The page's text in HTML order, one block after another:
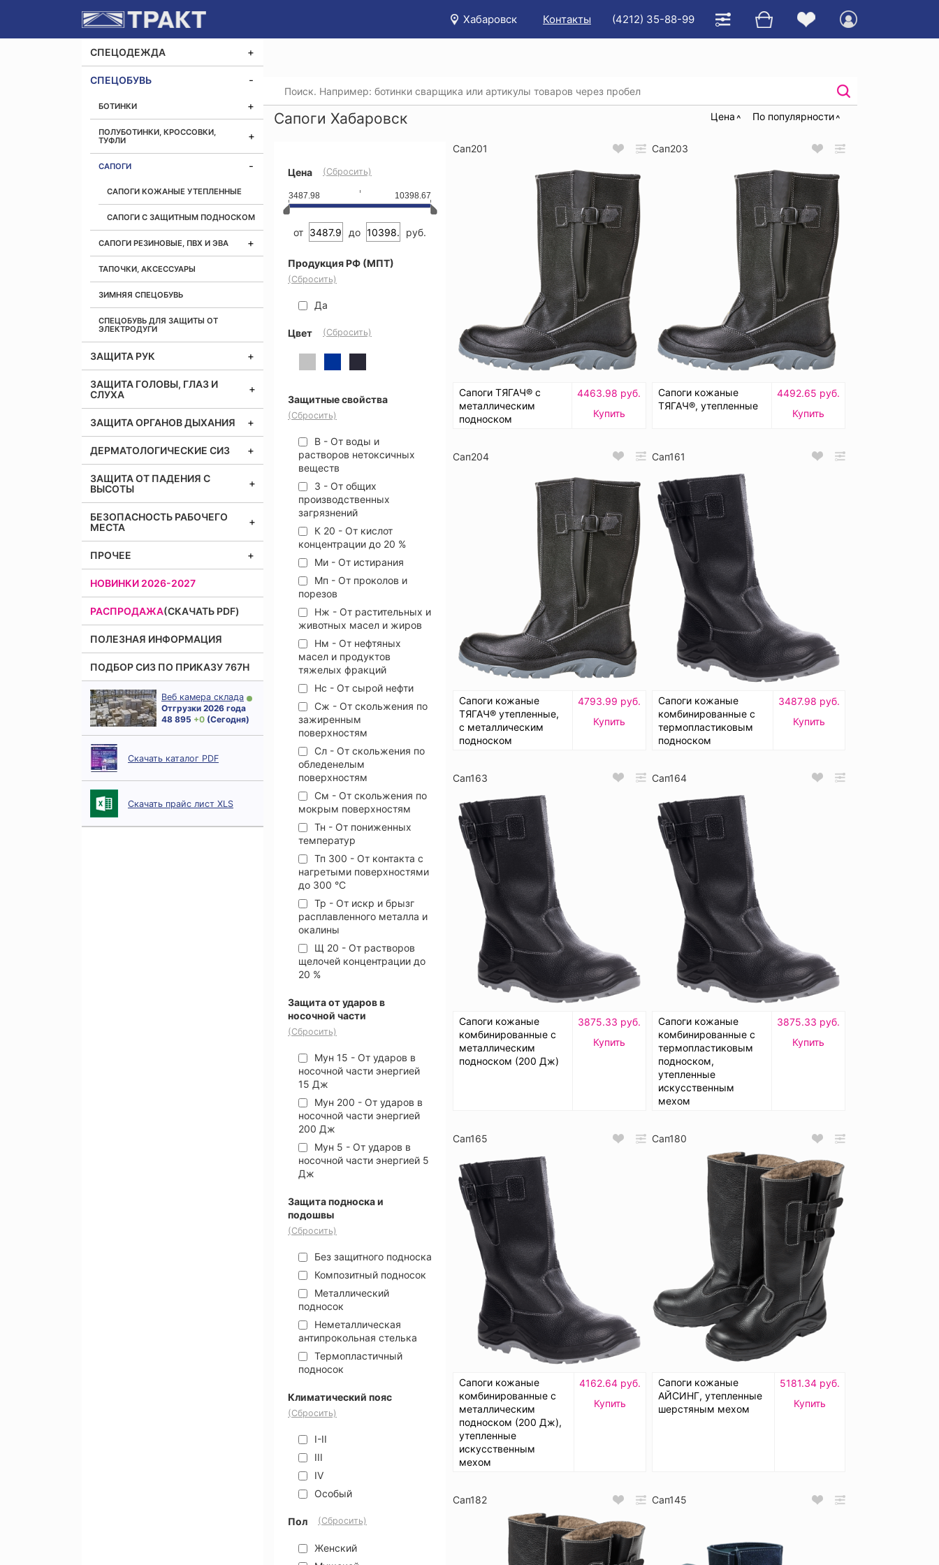
Хабаровск Контакты (4212) 35-88-99
СПЕЦОДЕЖДА
СПЕЦОБУВЬ
БОТИНКИ
ПОЛУБОТИНКИ, КРОССОВКИ,
ТУФЛИ
САПОГИ
САПОГИ КОЖАНЫЕ УТЕПЛЕННЫЕ
САПОГИ С ЗАЩИТНЫМ ПОДНОСКОМ
САПОГИ РЕЗИНОВЫЕ, ПВХ И ЭВА
ТАПОЧКИ, АКСЕССУАРЫ
ЗИМНЯЯ СПЕЦОБУВЬ
СПЕЦОБУВЬ ДЛЯ ЗАЩИТЫ ОТ
ЭЛЕКТРОДУГИ
ЗАЩИТА РУК
ЗАЩИТА ГОЛОВЫ, ГЛАЗ И
СЛУХА
ЗАЩИТА ОРГАНОВ ДЫХАНИЯ
ДЕРМАТОЛОГИЧЕСКИЕ СИЗ
ЗАЩИТА ОТ ПАДЕНИЯ С
ВЫСОТЫ
БЕЗОПАСНОСТЬ РАБОЧЕГО
МЕСТА
ПРОЧЕЕ
НОВИНКИ 2026-2027
РАСПРОДАЖА(СКАЧАТЬ PDF)
ПОЛЕЗНАЯ ИНФОРМАЦИЯ
ПОДБОР СИЗ ПО ПРИКАЗУ 767Н
Веб камера склада
Отгрузки 2026 года
48 895 + 0 (Сегодня)
Скачать каталог PDF
Скачать прайс лист XLS
Сапоги Хабаровск Цена По популярности
Цена (Сбросить)
3487.98 10398.67
от до руб.
Продукция РФ (МПТ)
(Сбросить)
Да
Цвет (Сбросить)
Защитные свойства
(Сбросить)
В - От воды и
растворов нетоксичных
веществ
З - От общих
производственных
загрязнений
К 20 - От кислот
концентрации до 20 %
Ми - От истирания
Мп - От проколов и
порезов
Нж - От растительных и
животных масел и жиров
Нм - От нефтяных
масел и продуктов
тяжелых фракций
Нс - От сырой нефти
Сж - От скольжения по
зажиренным
поверхностям
Сл - От скольжения по
обледенелым
поверхностям
См - От скольжения по
мокрым поверхностям
Тн - От пониженных
температур
Тп 300 - От контакта с
нагретыми поверхностями
до 300 °С
Тр - От искр и брызг
расплавленного металла и
окалины
Щ 20 - От растворов
щелочей концентрации до
20 %
Защита от ударов в
носочной части
(Сбросить)
Мун 15 - От ударов в
носочной части энергией
15 Дж
Мун 200 - От ударов в
носочной части энергией
200 Дж
Мун 5 - От ударов в
носочной части энергией 5
Дж
Защита подноска и
подошвы
(Сбросить)
Без защитного подноска
Композитный подносок
Металлический
подносок
Неметаллическая
антипрокольная стелька
Термопластичный
подносок
Климатический пояс
(Сбросить)
I-II
III
IV
Особый
Пол (Сбросить)
Женский
Сап201
Сапоги ТЯГАЧ® с
металлическим
подноском
4463.98 руб.
Купить
Сап203
Сапоги кожаные
ТЯГАЧ®, утепленные
4492.65 руб.
Купить
Сап204
Сапоги кожаные
ТЯГАЧ® утепленные,
с металлическим
подноском
4793.99 руб.
Купить
Сап161
Сапоги кожаные
комбинированные с
термопластиковым
подноском
3487.98 руб.
Купить
Сап163
Сапоги кожаные
комбинированные с
металлическим
подноском (200 Дж)
3875.33 руб.
Купить
Сап164
Сапоги кожаные
комбинированные с
термопластиковым
подноском,
утепленные
искусственным
мехом
3875.33 руб.
Купить
Сап165
Сапоги кожаные
комбинированные с
металлическим
подноском (200 Дж),
утепленные
искусственным
мехом
4162.64 руб.
Купить
Сап180
Сапоги кожаные
АЙСИНГ, утепленные
шерстяным мехом
5181.34 руб.
Купить
Сап182 Сап145